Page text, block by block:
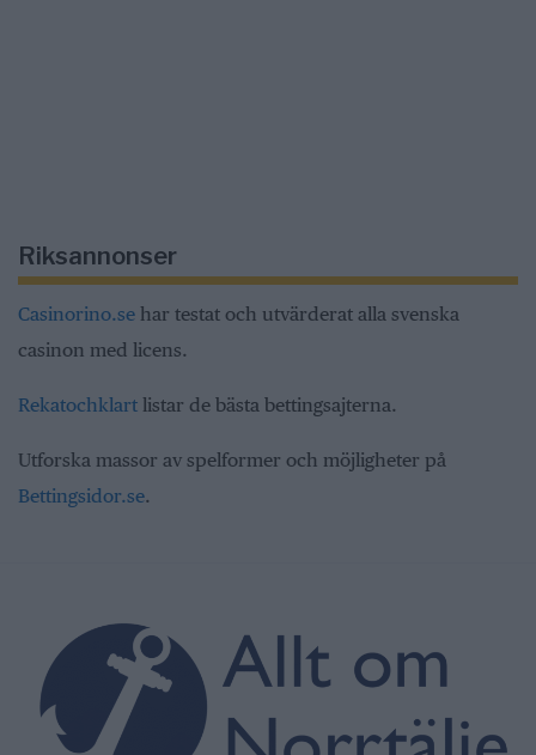
Riksannonser
Casinorino.se har testat och utvärderat alla svenska
casinon med licens.
Rekatochklart listar de bästa bettingsajterna.
Utforska massor av spelformer och möjligheter på
Bettingsidor.se.